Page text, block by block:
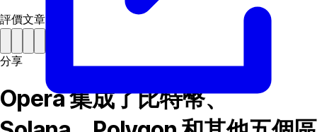
評價文章
分享
Opera 集成了比特幣、